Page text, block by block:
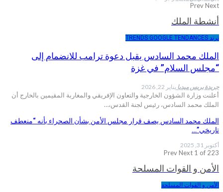
PrevNext
أنشطة الملك
ترند TRENDS GOOGLE TENDANCES
الملك محمد السادس يقبل دعوة ترامب للانضمام إلى
“مجلس السلام” في غزة
جريدة بريس ميديا يناير 22, 2026
أعلنت وزارة الشؤون الخارجية والتعاون الإفريقي والمغاربة المقيمين بالخارج أن
الملك محمد السادس، رئيس لجنة القدس،…
الملك محمد السادس يصف قرار مجلس الأمن بشأن الصحراء بأنه “منعطف
تاريخي”…
أكتوبر 31, 2025
PrevNext 1 of 223
الأمن و القوات المسلحة
الأمن و القوات المسلحة